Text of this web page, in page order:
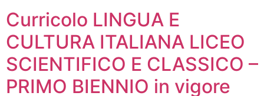
Curricolo LINGUA E
CULTURA ITALIANA LICEO
SCIENTIFICO E CLASSICO –
PRIMO BIENNIO in vigore